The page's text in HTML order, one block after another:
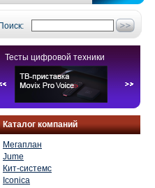
Тесты цифровой техники
Каталог компаний
Мегаплан
Jume
Кит-системс
Iconica